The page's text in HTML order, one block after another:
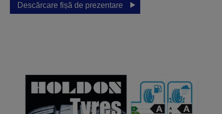
Descărcare fișă de prezentare